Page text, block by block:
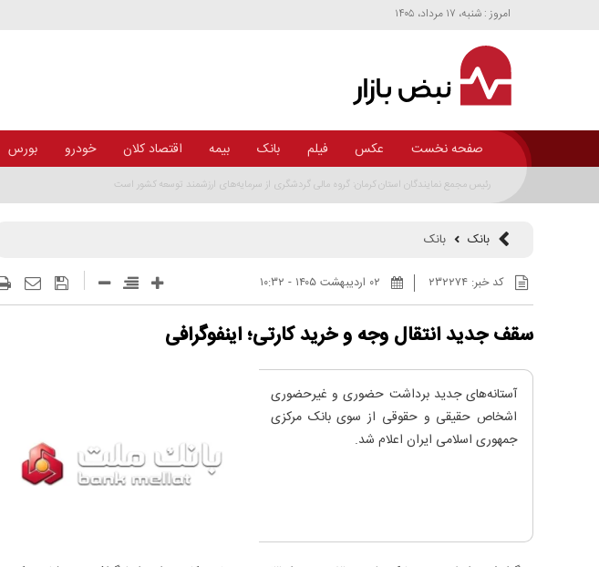
امروز : شنبه، ۱۷ مرداد، ۱۴۰۵
صفحه نخست عکس فیلم بانک بیمه اقتصاد کلان خودرو بورس
بانک بانک
کد خبر:۲۳۲۲۷۴
سقف جدید انتقال وجه و خرید کارتی؛ اینفوگرافی
آستانه‌های جدید برداشت حضوری و غیرحضوری
اشخاص حقیقی و حقوقی از سوی بانک مرکزی
جمهوری اسلامی ایران‏ اعلام شد.